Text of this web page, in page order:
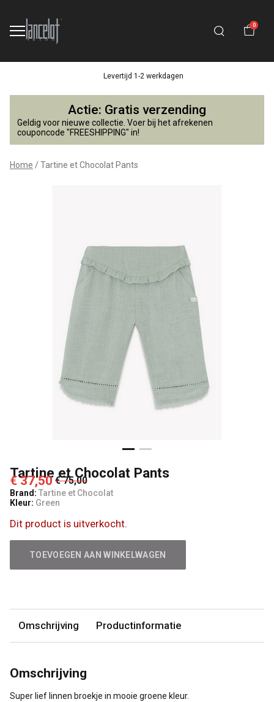
0
Levertijd 1-2 werkdagen
Tartine
et
Chocolat
Pants
Actie: Gratis verzending
Geldig voor nieuwe collectie. Voer bij het afrekenen
couponcode "FREESHIPPING" in!
Home Tartine et Chocolat Pants
Tartine et Chocolat Pants
€ 37,50 € 75,00
Brand: Tartine et Chocolat
Kleur: Green
Dit product is uitverkocht.
TOEVOEGEN AAN WINKELWAGEN
Omschrijving Productinformatie
Omschrijving
Super lief linnen broekje in mooie groene kleur.